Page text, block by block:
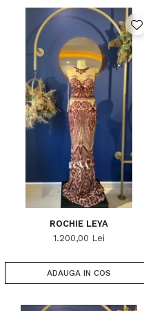
ROCHIE LEYA
1.200,00 Lei
ADAUGA IN COS